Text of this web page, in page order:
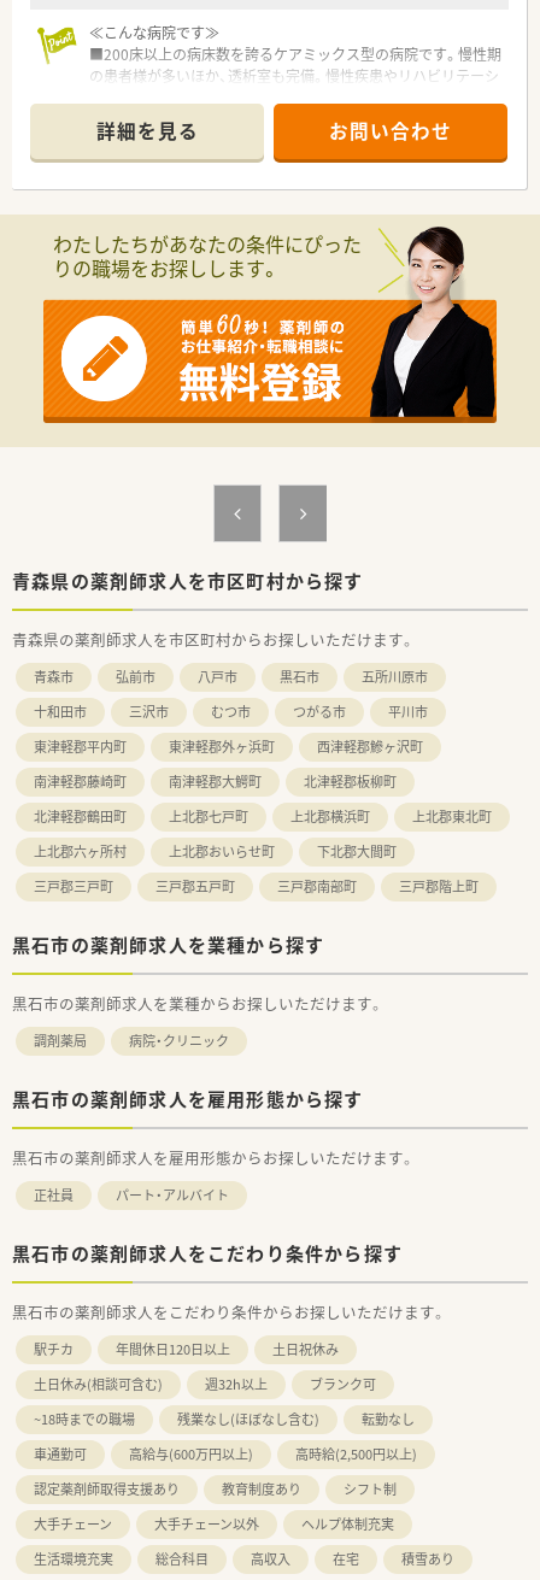
≪こんな病院です≫
■200床以上の病床数を誇るケアミックス型の病院です。慢性期
の患者様が多いほか、透析室も完備。慢性疾患やリハビリテーシ
≪こんな人が働いています≫
■40代の薬局長を中心に30代・60代と幅広い世代の薬剤師が活
躍しています！
■週3～から勤務可能な方を積極募集中！
■勤務時間数や曜日などはご相談ください。
詳細を見る お問い合わせ
わたしたちがあなたの条件にぴった
りの職場をお探しします。
青森県の薬剤師求人を市区町村から探す
青森県の薬剤師求人を市区町村からお探しいただけます。
青森市 弘前市 八戸市 黒石市
五所川原市
十和田市
三沢市 むつ市 つがる市
平川市
東津軽郡平内町
東津軽郡外ヶ浜町
西津軽郡鰺ヶ沢町
南津軽郡藤崎町
南津軽郡大鰐町
北津軽郡板柳町
北津軽郡鶴田町
上北郡七戸町 上北郡横浜町
上北郡東北町
上北郡六ヶ所村
上北郡おいらせ町
下北郡大間町
三戸郡三戸町
三戸郡五戸町 三戸郡南部町 三戸郡階上町
黒石市の薬剤師求人を業種から探す
黒石市の薬剤師求人を業種からお探しいただけます。
調剤薬局 病院・クリニック
黒石市の薬剤師求人を雇用形態から探す
黒石市の薬剤師求人を雇用形態からお探しいただけます。
正社員 パート・アルバイト
黒石市の薬剤師求人をこだわり条件から探す
黒石市の薬剤師求人をこだわり条件からお探しいただけます。
駅チカ 年間休日120日以上
土日祝休み
土日休み(相談可含む)
週32h以上
ブランク可
~18時までの職場
残業なし(ほぼなし含む)
転勤なし
車通勤可
高給与(600万円以上)
高時給(2,500円以上)
認定薬剤師取得支援あり
教育制度あり
シフト制
大手チェーン
大手チェーン以外
ヘルプ体制充実
生活環境充実
総合科目 高収入 在宅 積雪あり